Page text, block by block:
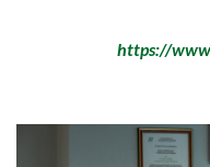
https://